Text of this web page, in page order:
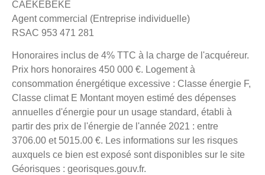
CAEKEBEKE
Agent commercial (Entreprise individuelle)
RSAC 953 471 281
Honoraires inclus de 4% TTC à la charge de l'acquéreur.
Prix hors honoraires 450 000 €. Logement à
consommation énergétique excessive : Classe énergie F,
Classe climat E Montant moyen estimé des dépenses
annuelles d'énergie pour un usage standard, établi à
partir des prix de l'énergie de l'année 2021 : entre
3706.00 et 5015.00 €. Les informations sur les risques
auxquels ce bien est exposé sont disponibles sur le site
Géorisques : georisques.gouv.fr.